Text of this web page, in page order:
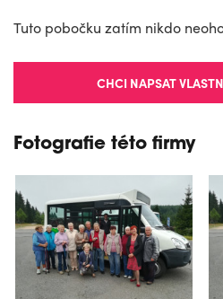
Tuto pobočku zatím nikdo
CHCI NAPSAT
Fotografie této firmy